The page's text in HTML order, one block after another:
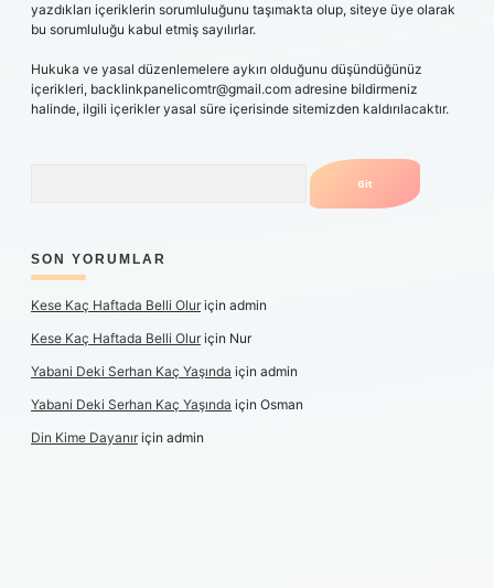
yazdıkları içeriklerin sorumluluğunu taşımakta olup, siteye üye olarak
bu sorumluluğu kabul etmiş sayılırlar.
Hukuka ve yasal düzenlemelere aykırı olduğunu düşündüğünüz
içerikleri, backlinkpanelicomtr@gmail.com adresine bildirmeniz
halinde, ilgili içerikler yasal süre içerisinde sitemizden kaldırılacaktır.
SON YORUMLAR
Kese Kaç Haftada Belli Oluriçin admin
Kese Kaç Haftada Belli Oluriçin Nur
Yabani Deki Serhan Kaç Yaşında için admin
Yabani Deki Serhan Kaç Yaşında için Osman
Din Kime Dayanıriçin admin